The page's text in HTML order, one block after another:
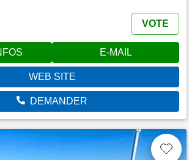
VOTE
E-MAIL
WEB SITE
DEMANDER